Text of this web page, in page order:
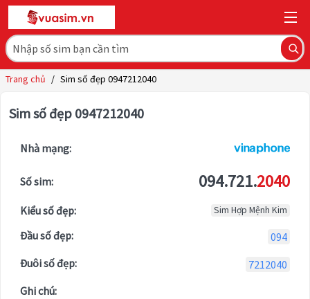
Trang chủ / Sim số đẹp 0947212040
Sim số đẹp 0947212040
Nhà mạng:
Số sim: 094.721.2040
Kiểu số đẹp: Sim Hợp Mệnh Kim
Đầu số đẹp:
094
Đuôi số đẹp:
7212040
Ghi chú: